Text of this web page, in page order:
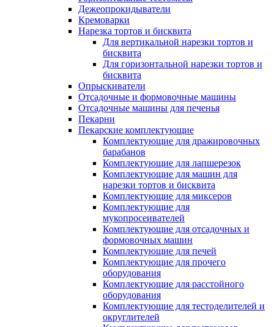
Дежеопрокидыватели
Кремоварки
Нарезка тортов и бисквита
Для вертикальной нарезки тортов и
бисквита
Для горизонтальной нарезки тортов и
бисквита
Опрыскиватели
Отсадочные и формовочные машины
Отсадочные машины для печенья
Пекарни
Пекарские комплектующие
Комплектующие для дражировочных
барабанов
Комплектующие для лапшерезок
Комплектующие для машин для
нарезки тортов и бисквита
Комплектующие для миксеров
Комплектующие для
мукопросеивателей
Комплектующие для отсадочных и
формовочных машин
Комплектующие для печей
Комплектующие для прочего
оборудования
Комплектующие для расстойного
оборудования
Комплектующие для тестоделителей и
округлителей